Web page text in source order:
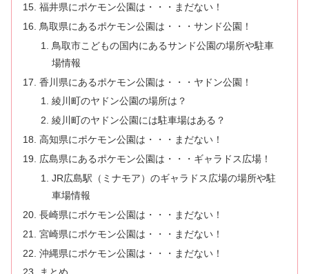
福井県にポケモン公園は・・・まだない！
鳥取県にあるポケモン公園は・・・サンド公園！
鳥取市こどもの国内にあるサンド公園の場所や駐車
場情報
香川県にあるポケモン公園は・・・ヤドン公園！
綾川町のヤドン公園の場所は？
綾川町のヤドン公園には駐車場はある？
高知県にポケモン公園は・・・まだない！
広島県にあるポケモン公園は・・・ギャラドス広場！
JR広島駅（ミナモア）のギャラドス広場の場所や駐
車場情報
長崎県にポケモン公園は・・・まだない！
宮崎県にポケモン公園は・・・まだない！
沖縄県にポケモン公園は・・・まだない！